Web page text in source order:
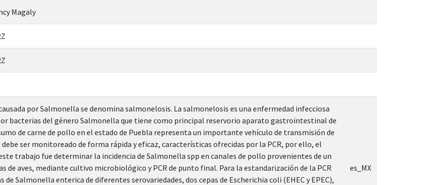
Magaly
por Salmonella se denomina salmonelosis. La salmonelosis es una enfermedad infecciosa
bacterias del género Salmonella que tiene como principal reservorio aparato gastrointestinal de
de carne de pollo en el estado de Puebla representa un importante vehículo de transmisión de
ser monitoreado de forma rápida y eficaz, características ofrecidas por la PCR, por ello, el
trabajo fue determinar la incidencia de Salmonella spp en canales de pollo provenientes de un
de aves, mediante cultivo microbiológico y PCR de punto final. Para la estandarización de la PCR
de Salmonella enterica de diferentes serovariedades, dos cepas de Escherichia coli (EHEC y EPEC),
es_MX